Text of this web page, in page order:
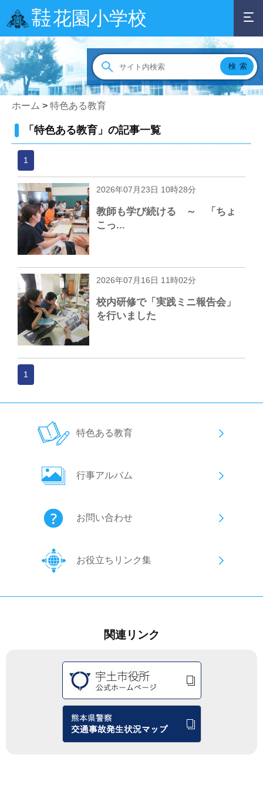
宇土
市立 花園小学校
ホーム > 特色ある教育
「特色ある教育」の記事一覧
1
2026年07月23日 10時28分
教師も学び続ける ～ 「ちょ
こっ...
2026年07月16日 11時02分
校内研修で「実践ミニ報告会」
を行いました
1
特色ある教育
行事アルバム
お問い合わせ
お役立ちリンク集
関連リンク